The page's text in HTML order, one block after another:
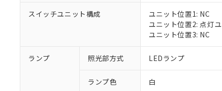
スイッチユニット構成
ユニット位置1: NC
ユニット位置2: 点灯
ユニット位置3: NC
ランプ 照光部方式 LEDランプ
ランプ色 白
ご利用条件
以下の条件をお読
対応予定：EU
対応予定なし：
調査・確認中：
非該当品：ライセ
仕入先様の事情に
があります。
※1 中国